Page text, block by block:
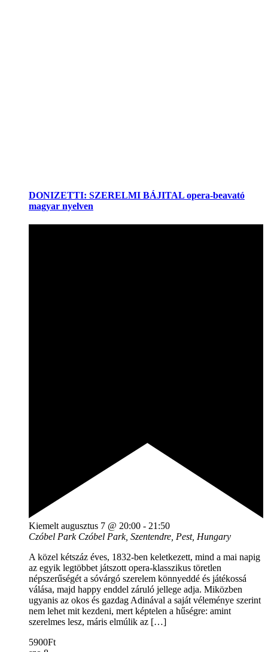
DONIZETTI: SZERELMI BÁJITAL opera-beavató
magyar nyelven
Kiemelt augusztus 7 @ 20:00 - 21:50
Czóbel Park Czóbel Park, Szentendre, Pest, Hungary
A közel kétszáz éves, 1832-ben keletkezett, mind a mai napig
az egyik legtöbbet játszott opera-klasszikus töretlen
népszerűségét a sóvárgó szerelem könnyeddé és játékossá
válása, majd happy enddel záruló jellege adja. Miközben
ugyanis az okos és gazdag Adinával a saját véleménye szerint
nem lehet mit kezdeni, mert képtelen a hűségre: amint
szerelmes lesz, máris elmúlik az […]
5900Ft